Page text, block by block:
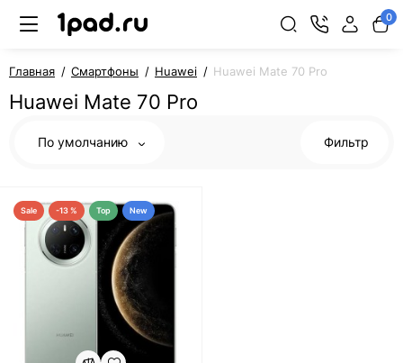
0
Главная Смартфоны Huawei Huawei Mate 70 Pro
Huawei Mate 70 Pro
По умолчанию Фильтр
Sale -13 % Top New